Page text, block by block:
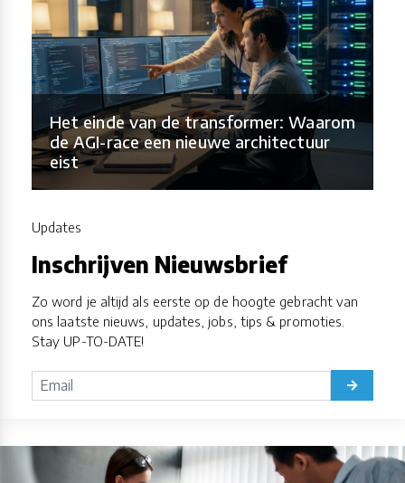
Het einde van de transformer: Waarom
de AGI-race een nieuwe architectuur
eist
Updates
Inschrijven Nieuwsbrief
Zo word je altijd als eerste op de hoogte gebracht van
ons laatste nieuws, updates, jobs, tips & promoties.
Stay UP-TO-DATE!